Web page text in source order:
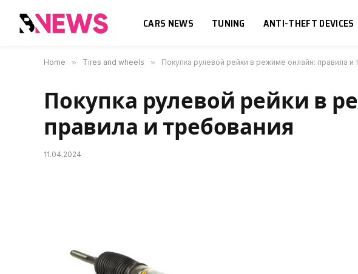
CARS NEWS TUNING ANTI-THEFT DEVICES
Home » Tires and wheels » Покупка рулевой рейки в режиме онлайн: правила и
Покупка рулевой рейки в
правила и требования
11.04.2024